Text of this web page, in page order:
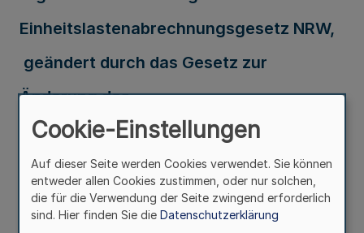
Einheitslastenabrechnungsgesetz NRW,
geändert durch das Gesetz zur
Änderung des
Einheitslastenabrechnungsgesetzes
Ausfertigungsdatum 27.06.2014
Seite 410
Cookie-Einstellungen
Auf dieser Seite werden Cookies verwendet. Sie können
entweder allen Cookies zustimmen, oder nur solchen,
die für die Verwendung der Seite zwingend erforderlich
sind. Hier finden Sie die Datenschutzerklärung